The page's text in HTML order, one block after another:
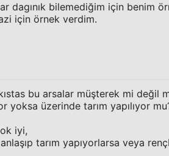
dagınık bilemediğim için benim
için örnek verdim.
bu arsalar müşterek mi değil
yoksa üzerinde tarım yapılıyor
iyi,
tarım yapıyorlarsa veya